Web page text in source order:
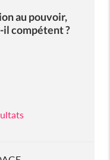
au pouvoir,
il compétent ?